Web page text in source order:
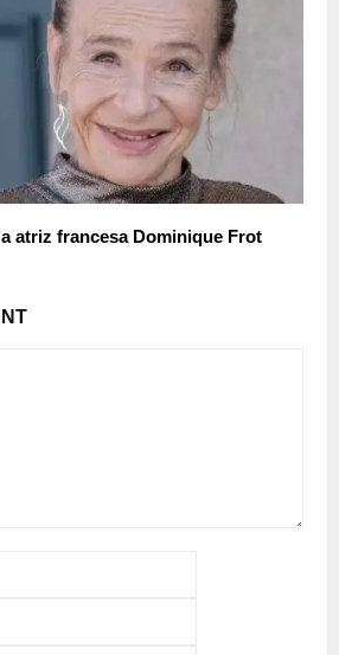
atriz francesa Dominique Frot